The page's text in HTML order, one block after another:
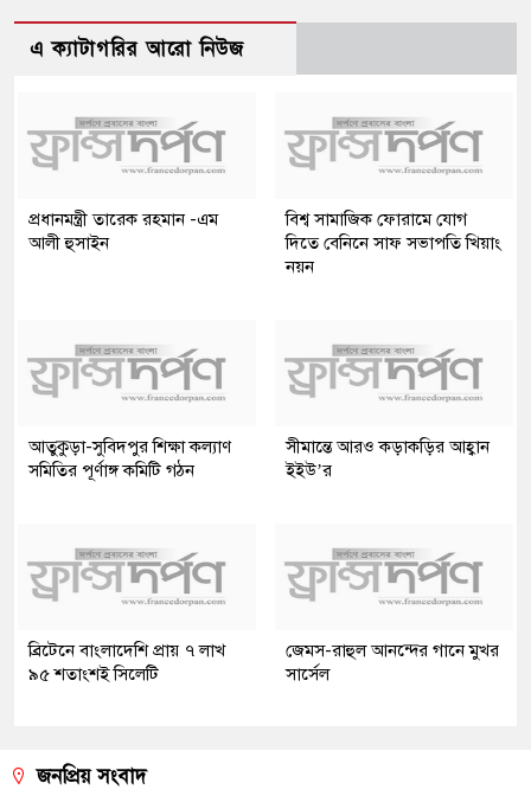
এ ক্যাটাগরির আরো নিউজ
প্রধানমন্ত্রী তারেক রহমান -এম
আলী হুসাইন
বিশ্ব সামাজিক ফোরামে যোগ
দিতে বেনিনে সাফ সভাপতি খিয়াং
নয়ন
আতুকুড়া-সুবিদপুর শিক্ষা কল্যাণ
সমিতির পূর্ণাঙ্গ কমিটি গঠন
সীমান্তে আরও কড়াকড়ির আহ্বান
ইইউ’র
ব্রিটেনে বাংলাদেশি প্রায় ৭ লাখ
৯৫ শতাংশই সিলেটি
জেমস-রাহুল আনন্দের গানে মুখর
সার্সেল
জনপ্রিয় সংবাদ